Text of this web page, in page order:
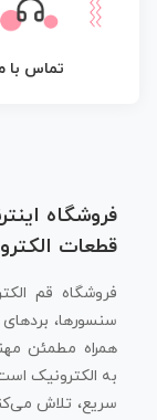
تماس با
فروشگاه
قطعات
فروشگاه قم
سنسورها،
همراه مطمئن
به الکترونیک
سریع، تلاش